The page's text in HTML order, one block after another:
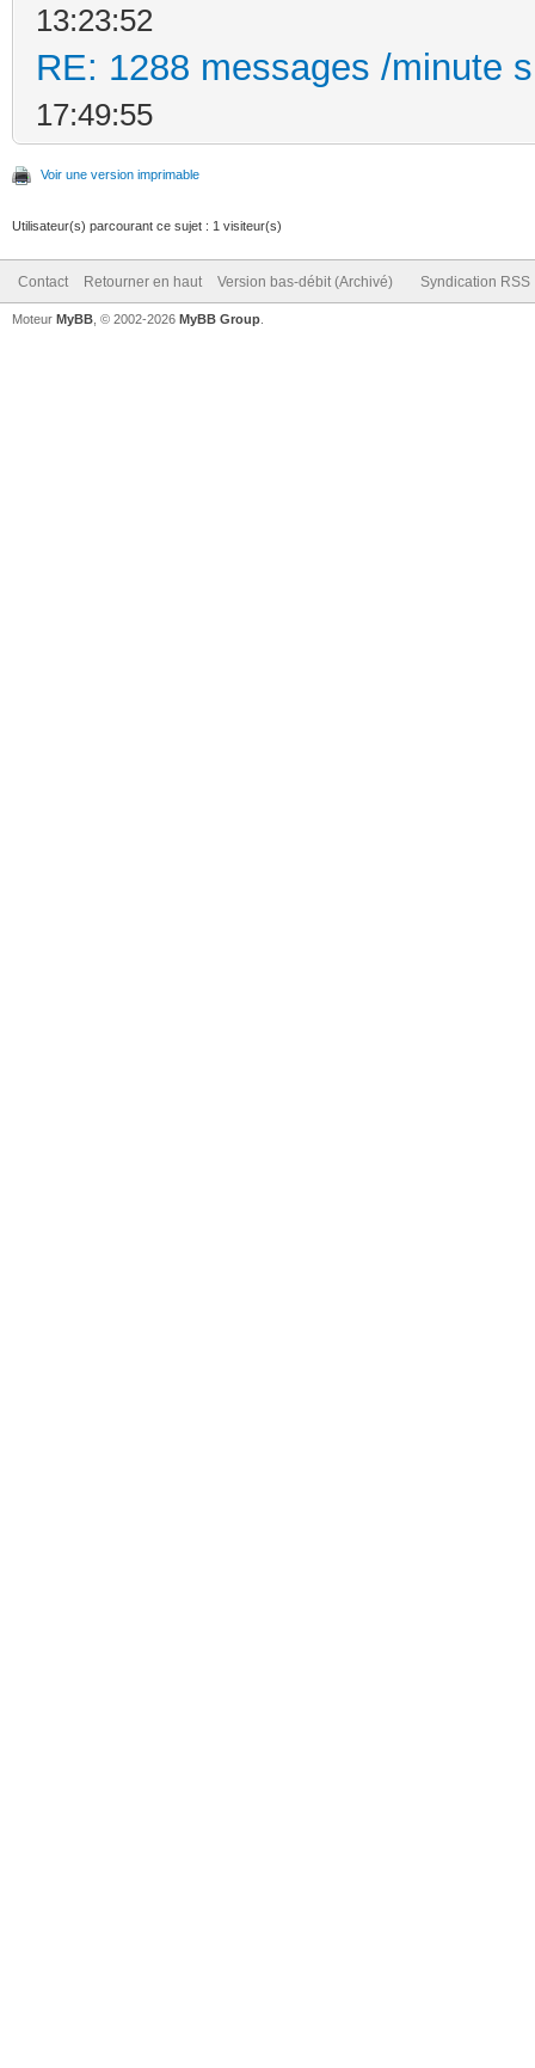
13:23:52
RE: 1288 messages /minute
17:49:55
Voir une version imprimable
Utilisateur(s) parcourant ce sujet : 1 visiteur(s)
Contact Retourner en haut Version bas-débit (Archivé) Syndication RSS
Moteur MyBB , © 2002-2026 MyBB Group